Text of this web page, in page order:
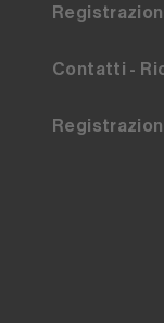
Contatti -